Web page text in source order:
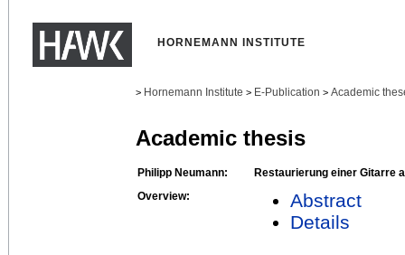
HORNEMANN INSTITUTE
> Hornemann Institute > E-Publication > Academic
Academic thesis
Philipp Neumann:
Restaurierung einer Gitarre
Overview:
Abstract
Details